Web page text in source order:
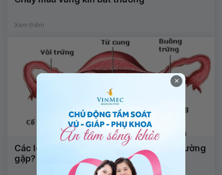
Xem thêm
Các loại u nang buồng trứng cơ năng thường
gặp?
×